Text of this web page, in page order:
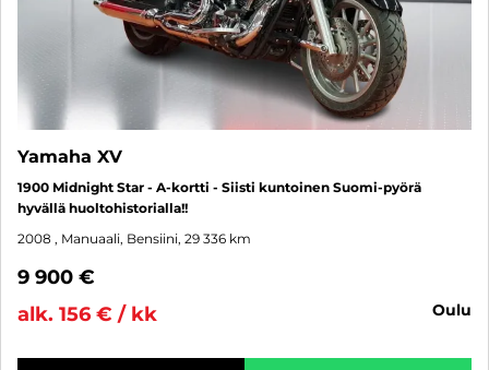
Yamaha XV
1900 Midnight Star - A-kortti - Siisti kuntoinen Suomi-pyörä
hyvällä huoltohistorialla!!
2008 , Manuaali, Bensiini, 29 336 km
9 900 €
alk. 156 € / kk
oulu